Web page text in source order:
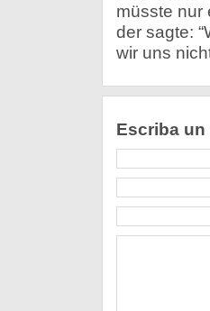
müsste nur
der sagte:
wir uns
Escriba